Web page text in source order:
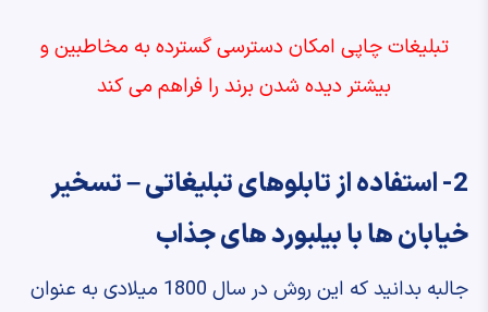
تبلیغات چاپی امکان دسترسی گسترده به مخاطبین و
بیشتر دیده شدن برند را فراهم می کند
2- استفاده از تابلوهای تبلیغاتی – تسخیر
خیابان ها با بیلبورد های جذاب
جالبه بدانید که این روش در سال 1800 میلادی به عنوان